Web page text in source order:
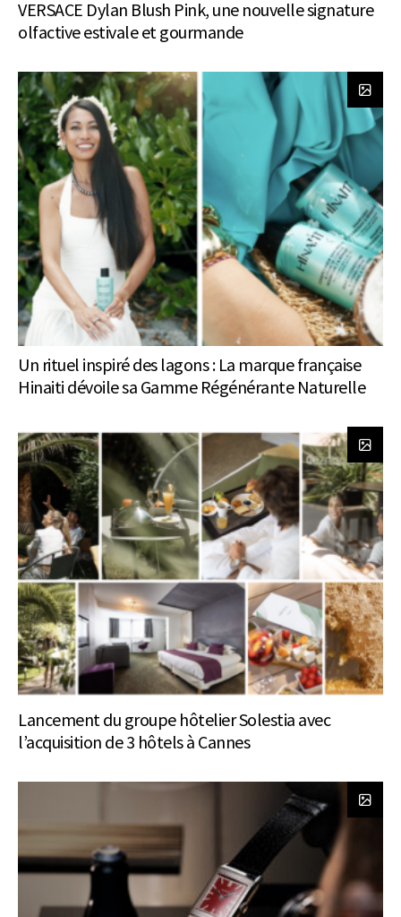
VERSACE Dylan Blush Pink, une nouvelle signature
olfactive estivale et gourmande
Un rituel inspiré des lagons : La marque française
Hinaiti dévoile sa Gamme Régénérante Naturelle
Lancement du groupe hôtelier Solestia avec
l’acquisition de 3 hôtels à Cannes